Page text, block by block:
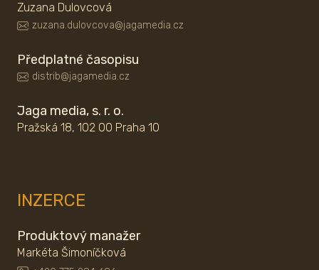
Zuzana Dulovcová
zuzana.dulovcova@jagamedia.cz
Předplatné časopisu
distrib@jagamedia.cz
Jaga media, s. r. o.
Pražská 18, 102 00 Praha 10
INZERCE
Produktový manažer
Markéta Šimoníčková